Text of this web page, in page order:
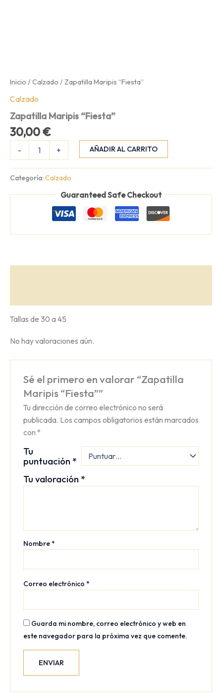
Inicio /Calzado / Zapatilla Maripis “Fiesta”
Calzado
Zapatilla Maripis “Fiesta”
30,00€
-
cantidad
+ AÑADIR AL CARRITO
Categoría:Calzado
Guaranteed Safe Checkout
Tallas de 30 a 45
No hay valoraciones aún.
Sé el primero en valorar “Zapatilla
Maripis “Fiesta””
Tu dirección de correo electrónico no será
publicada. Los campos obligatorios están marcados
con *
Tu
puntuación *
Tu valoración *
Nombre*
Correo electrónico *
Guarda mi nombre, correo electrónico y web en
este navegador para la próxima vez que comente.